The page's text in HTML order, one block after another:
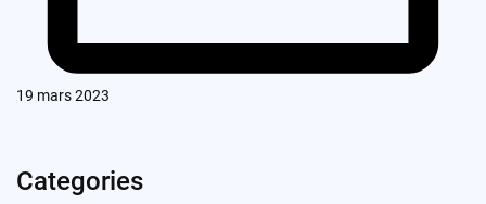
19 mars 2023
Categories